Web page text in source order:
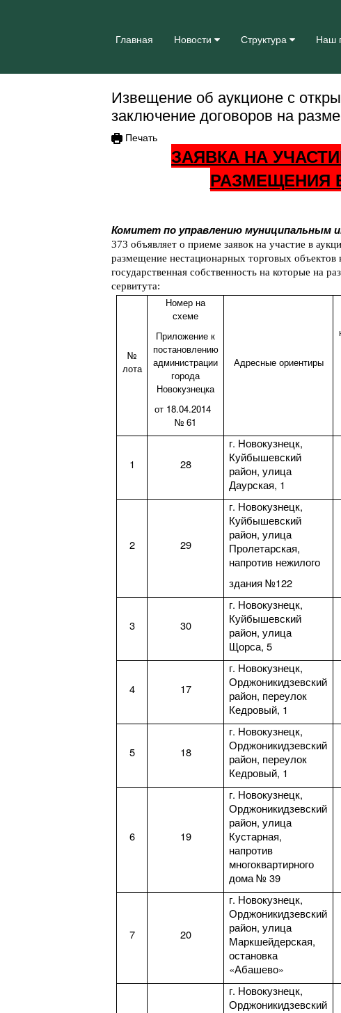
Главная Новости Структура Наш
Извещение об аукционе с
заключение договоров на
Печать
ЗАЯВКА НА
РАЗМЕЩЕНИЯ
Комитет по управлению муниципальным
373 объявляет о приеме заявок на участие в
размещение нестационарных торговых объектов
государственная собственность на которые на
сервитута:
№
лота
Номер на
схеме
Приложение к
постановлению
администрации
города
Новокузнецка
от 18.04.2014
№ 61
Адресные ориентиры
1 28
г. Новокузнецк,
Куйбышевский
район, улица
Даурская, 1
2 29
г. Новокузнецк,
Куйбышевский
район, улица
Пролетарская,
напротив нежилого
здания №122
3 30
г. Новокузнецк,
Куйбышевский
район, улица
Щорса, 5
4 17
г. Новокузнецк,
Орджоникидзевский
район, переулок
Кедровый, 1
5 18
г. Новокузнецк,
Орджоникидзевский
район, переулок
Кедровый, 1
6 19
г. Новокузнецк,
Орджоникидзевский
район, улица
Кустарная,
напротив
многоквартирного
дома № 39
7 20
г. Новокузнецк,
Орджоникидзевский
район, улица
Маркшейдерская,
остановка
«Абашево»
г. Новокузнецк,
Орджоникидзевский